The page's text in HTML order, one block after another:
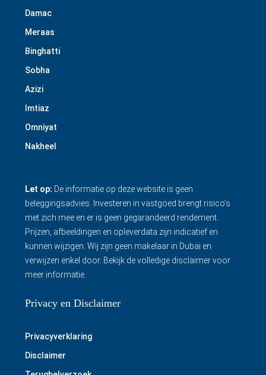
Damac
Meraas
Binghatti
Sobha
Azizi
Imtiaz
Omniyat
Nakheel
Let op: De informatie op deze website is geen
beleggingsadvies. Investeren in vastgoed brengt risico’s
met zich mee en er is geen gegarandeerd rendement.
Prijzen, afbeeldingen en opleverdata zijn indicatief en
kunnen wijzigen. Wij zijn geen makelaar in Dubai en
verwijzen enkel door. Bekijk de volledige disclaimervoor
meer informatie.
Privacy en Disclaimer
Privacyverklaring
Disclaimer